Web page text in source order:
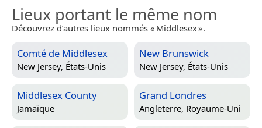
Lieux portant le même nom
Découvrez d’autres lieux nommés « Middlesex ».
Comté de Middlesex
New Jersey, États-Unis
New Brunswick
New Jersey, États-Unis
Middlesex County
Jamaïque
Grand Londres
Angleterre, Royaume-Uni